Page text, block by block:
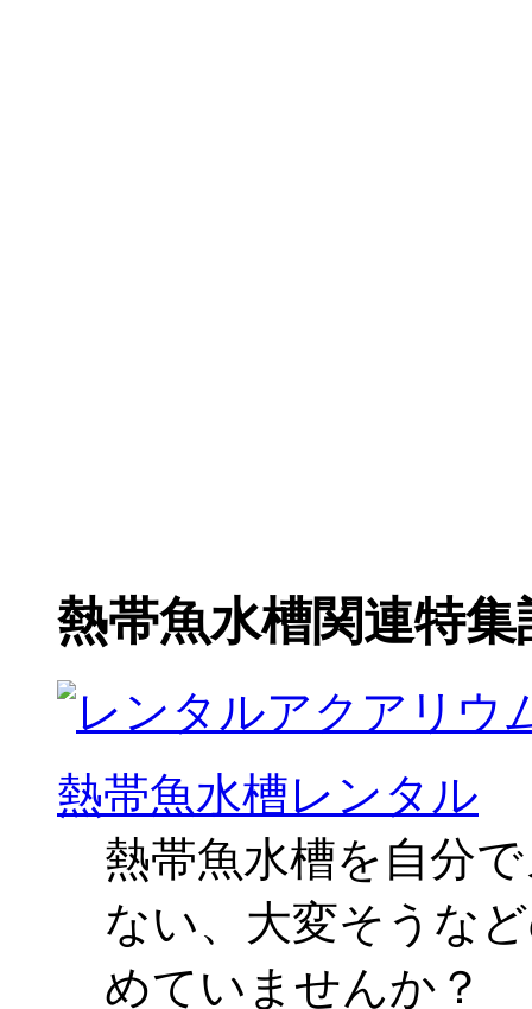
熱帯魚水槽関連特集
熱帯魚水槽レンタル
熱帯魚水槽を自分
ない、大変そうな
めていませんか？